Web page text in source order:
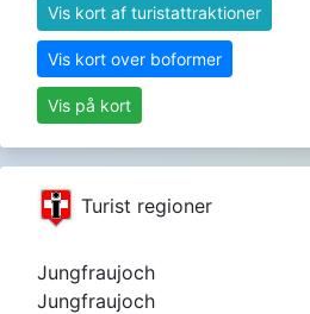
Vis kort af turistattraktioner
Vis kort over boformer
Vis på kort
Turist regioner
Jungfraujoch
Jungfraujoch